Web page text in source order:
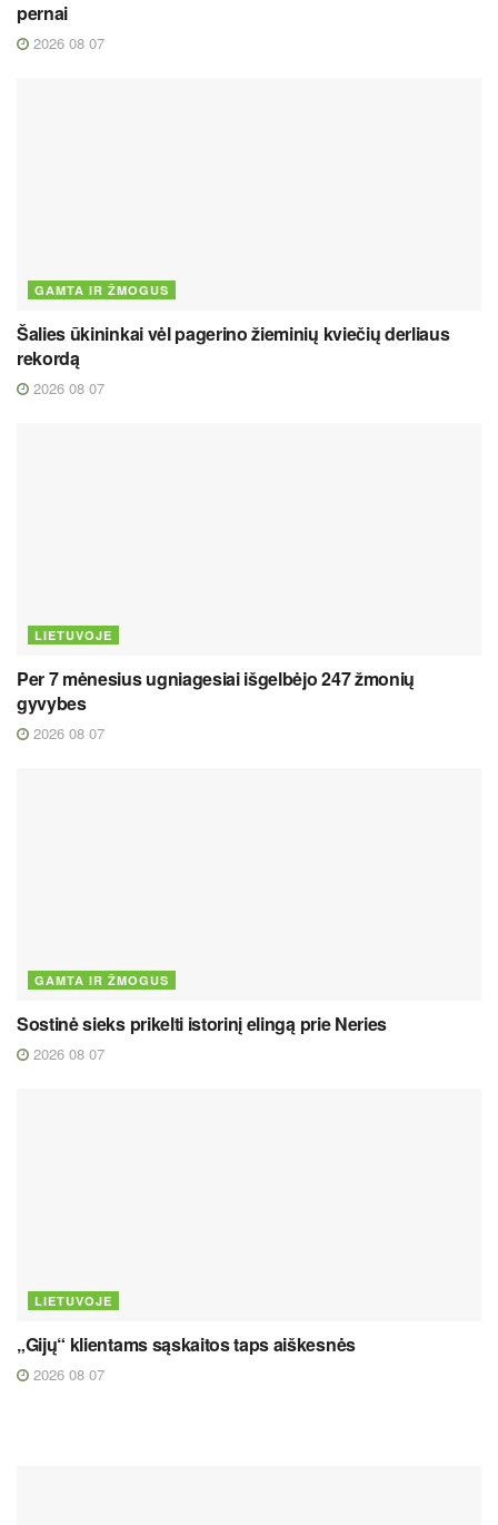
pernai
2026 08 07
GAMTA IR ŽMOGUS
Šalies ūkininkai vėl pagerino žieminių kviečių derliaus
rekordą
2026 08 07
LIETUVOJE
Per 7 mėnesius ugniagesiai išgelbėjo 247 žmonių
gyvybes
2026 08 07
GAMTA IR ŽMOGUS
Sostinė sieks prikelti istorinį elingą prie Neries
2026 08 07
LIETUVOJE
„Gijų“ klientams sąskaitos taps aiškesnės
2026 08 07